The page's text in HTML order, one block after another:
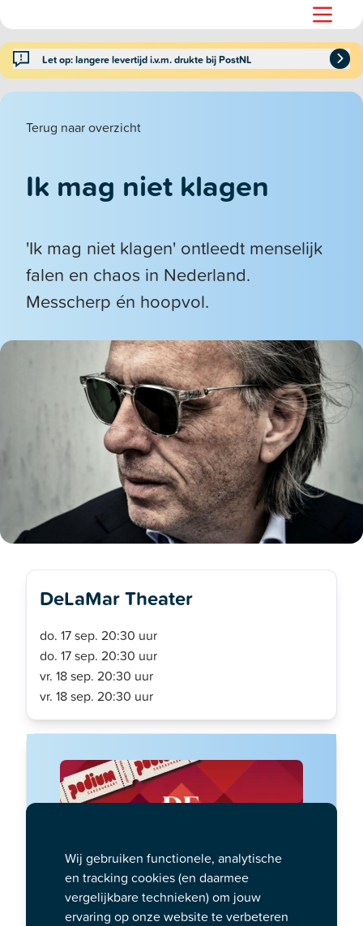
Let op: langere levertijd i.v.m. drukte bij PostNL
Terug naar overzicht
Ik mag niet klagen
'Ik mag niet klagen' ontleedt menselijk
falen en chaos in Nederland.
Messcherp én hoopvol.
DeLaMar Theater
do. 17 sep. 20:30 uur
do. 17 sep. 20:30 uur
vr. 18 sep. 20:30 uur
vr. 18 sep. 20:30 uur
Wij gebruiken functionele, analytische
en tracking cookies (en daarmee
vergelijkbare technieken) om jouw
ervaring op onze website te verbeteren